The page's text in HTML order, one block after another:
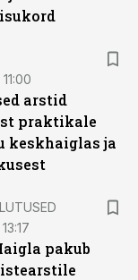
arstid
praktikale
keskhaiglas ja
pakub